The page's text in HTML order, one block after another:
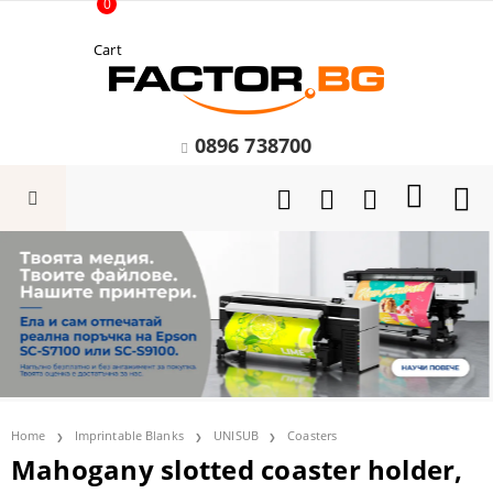
Cart
0
0896 738700
Home Imprintable Blanks UNISUB Coasters
Mahogany slotted coaster holder,